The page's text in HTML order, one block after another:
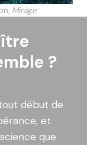
Mirage
?
début de
et
que